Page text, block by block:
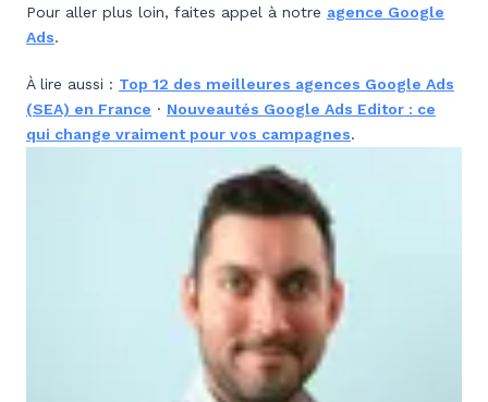
Pour aller plus loin, faites appel à notre agence Google
Ads.
À lire aussi : Top 12 des meilleures agences Google Ads
(SEA) en France · Nouveautés Google Ads Editor : ce
qui change vraiment pour vos campagnes.